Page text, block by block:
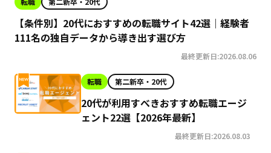
【条件別】20代におすすめの転職サイト42選｜経験者
111名の独自データから導き出す選び方
最終更新日:2026.08.06
転職 第二新卒・20代
20代が利用すべきおすすめ転職エージ
ェント22選【2026年最新】
最終更新日:2026.08.03